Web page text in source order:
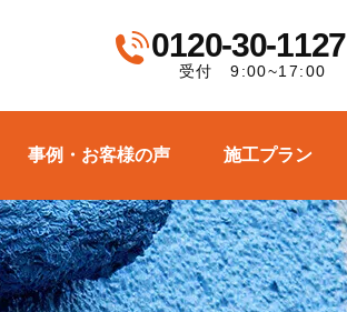
0120-30-1127
受付 9:00~17:00
事例・お客様の声 施工プラン